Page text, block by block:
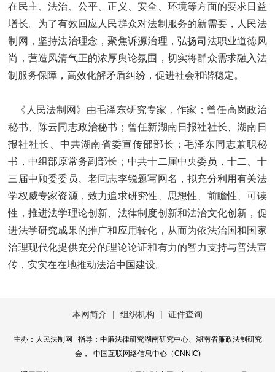
在民主、法治、公平、正义、安全、环境等方面的要求日益
增长。为了有效回应人民群众对法制服务的新需要，人民法
制网，坚持法治理念，聚焦诉源治理，弘扬司法职业道德风
尚，营造风清气正的浓厚舆论氛围，切实将群众需求融入法
制服务保障，高效化解矛盾纠纷，促进社会和谐稳定。
《人民法制网》由毛泽东研究专家，作家；曾任高岗政治
秘书、陈云同志政治秘书；曾任新湖南日报社社长、湖南日
报社社长、中共湖南省委宣传部部长； 毛泽东同志兼职秘
书，中组部原常务副部长； 中共十二届中央委员，十二、十
三届中顾委委员、老同志李锐题写网名，拟充分利用有关法
学权威专家资源，致力追求研究性、思想性、前瞻性、可读
性，推进法学理论创新、法律制度创新和法治文化创新，促
进法学研究成果的推广和应用转化，从而为依法治国和国家
治理现代化提供充分的理论论证和有力的智力支持与普法宣
传，实实在在地推动法治中国建设。
本网简介 | 组织机构 | 证件查询
主办：人民法制网 指导：中廉法律研究湖南研究中心、湖南省廉政法制研究
会， 中国互联网络信息中心（CNNIC)